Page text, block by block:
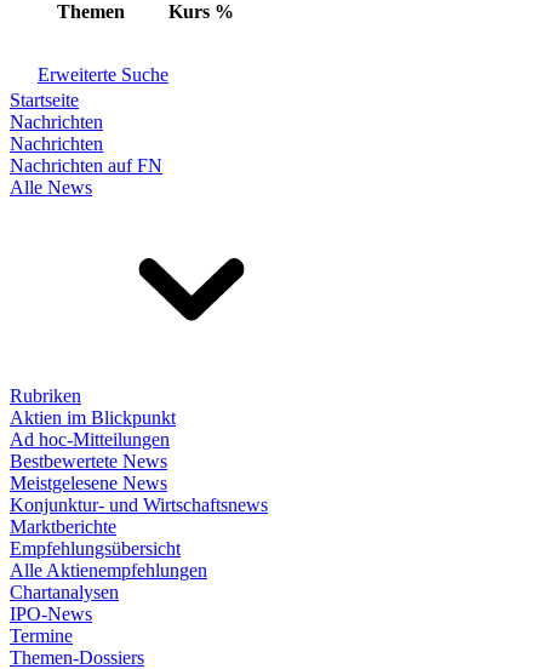
Themen Kurs %
Erweiterte Suche
Startseite
Nachrichten
Nachrichten
Nachrichten auf FN
Alle News
Rubriken
Aktien im Blickpunkt
Ad hoc-Mitteilungen
Bestbewertete News
Meistgelesene News
Konjunktur- und Wirtschaftsnews
Marktberichte
Empfehlungsübersicht
Alle Aktienempfehlungen
Chartanalysen
IPO-News
Termine
Themen-Dossiers